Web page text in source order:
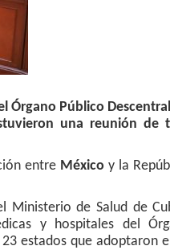
Público
una reunión de
entre México y la
de Salud de
y hospitales del
estados que adoptaron